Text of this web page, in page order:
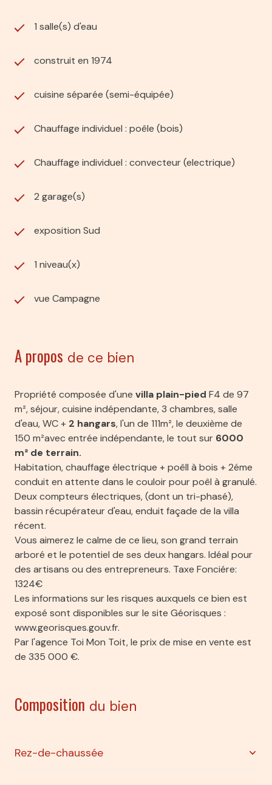
1 salle(s) d'eau
construit en 1974
cuisine séparée (semi-équipée)
Chauffage individuel : poêle (bois)
Chauffage individuel : convecteur (electrique)
2 garage(s)
exposition Sud
1 niveau(x)
vue Campagne
A propos de ce bien
Propriété composée d'une villa plain-pied F4 de 97
m², séjour, cuisine indépendante, 3 chambres, salle
d'eau, WC + 2 hangars, l'un de 111m², le deuxième de
150 m²avec entrée indépendante, le tout sur 6000
m² de terrain.
Habitation, chauffage électrique + poêll à bois + 2éme
conduit en attente dans le couloir pour poêl à granulé.
Deux compteurs électriques, (dont un tri-phasé),
bassin récupérateur d'eau, enduit façade de la villa
récent.
Vous aimerez le calme de ce lieu, son grand terrain
arboré et le potentiel de ses deux hangars. Idéal pour
des artisans ou des entrepreneurs. Taxe Fonciére:
1324€
Les informations sur les risques auxquels ce bien est
exposé sont disponibles sur le site Géorisques :
www.georisques.gouv.fr.
Par l'agence Toi Mon Toit, le prix de mise en vente est
de 335 000 €.
Composition du bien
Rez-de-chaussée